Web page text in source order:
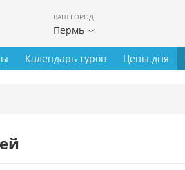
ВАШ ГОРОД
Пермь
Календарь туров Цены дня